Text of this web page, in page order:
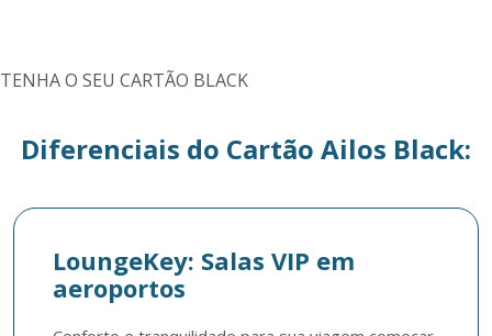
TENHA O SEU CARTÃO BLACK
Diferenciais do Cartão Ailos Black:
LoungeKey: Salas VIP em
aeroportos